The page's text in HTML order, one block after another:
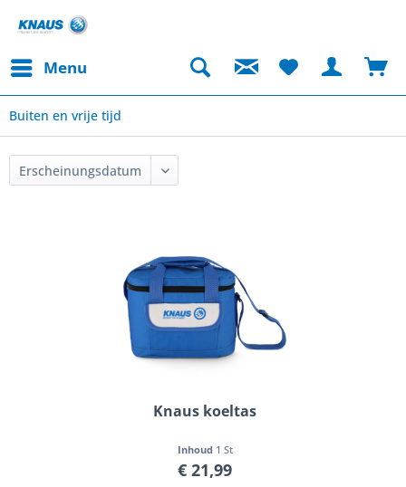
Menu
Buiten en vrije tijd
Knaus koeltas
Inhoud 1 St
€ 21,99